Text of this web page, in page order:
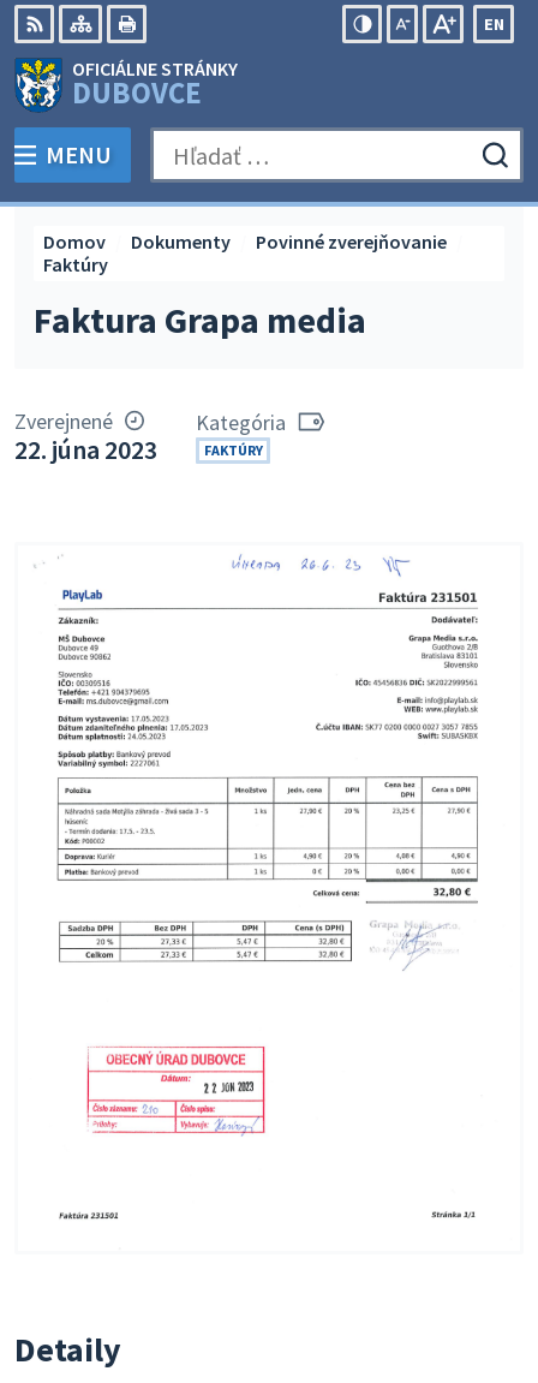
Preskočiť
na
obsah
RSS Mapa
EN
OFICIÁLNE STRÁNKY
DUBOVCE
PREPNÚŤ
MENU Hľadať:
Faktura Grapa media
Domov Dokumenty
Povinné zverejňovanie
Faktúry
Zverejnené
22. júna 2023
Kategória
FAKTÚRY
Detaily